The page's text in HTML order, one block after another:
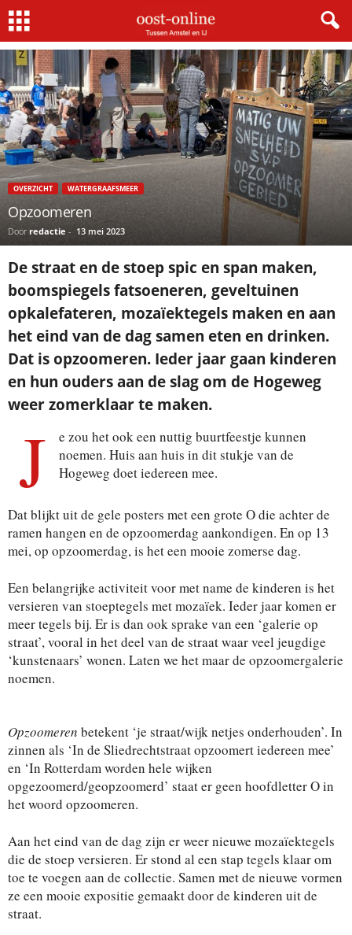
Home
OVERZICHT WATERGRAAFSMEER
Opzoomeren
Door redactie - 13 mei 2023
De straat en de stoep spic en span maken,
boomspiegels fatsoeneren, geveltuinen
opkalefateren, mozaïektegels maken en aan
het eind van de dag samen eten en drinken.
Dat is opzoomeren. Ieder jaar gaan kinderen
en hun ouders aan de slag om de Hogeweg
weer zomerklaar te maken.
J
e zou het ook een nuttig buurtfeestje kunnen
noemen. Huis aan huis in dit stukje van de
Hogeweg doet iedereen mee.
Dat blijkt uit de gele posters met een grote O die achter de
ramen hangen en de opzoomerdag aankondigen. En op 13
mei, op opzoomerdag, is het een mooie zomerse dag.
Een belangrijke activiteit voor met name de kinderen is het
versieren van stoeptegels met mozaïek. Ieder jaar komen er
meer tegels bij. Er is dan ook sprake van een ‘galerie op
straat’, vooral in het deel van de straat waar veel jeugdige
‘kunstenaars’ wonen. Laten we het maar de opzoomergalerie
noemen.
Opzoomeren betekent ‘je straat/wijk netjes onderhouden’. In
zinnen als ‘In de Sliedrechtstraat opzoomert iedereen mee’
en ‘In Rotterdam worden hele wijken
opgezoomerd/geopzoomerd’ staat er geen hoofdletter O in
het woord opzoomeren.
Aan het eind van de dag zijn er weer nieuwe mozaïektegels
die de stoep versieren. Er stond al een stap tegels klaar om
toe te voegen aan de collectie. Samen met de nieuwe vormen
ze een mooie expositie gemaakt door de kinderen uit de
straat.